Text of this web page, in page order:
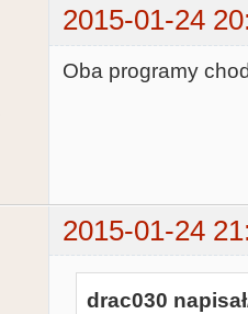
2015-01-24
Oba programy
2015-01-24
drac030